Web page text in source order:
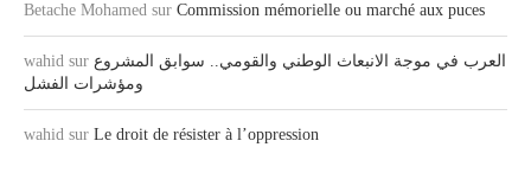
Betache Mohamed sur Commission mémorielle ou marché aux puces
wahid sur العرب في موجة الانبعاث الوطني والقومي.. سوابق المشروع
ومؤشرات الفشل
wahid sur Le droit de résister à l’oppression